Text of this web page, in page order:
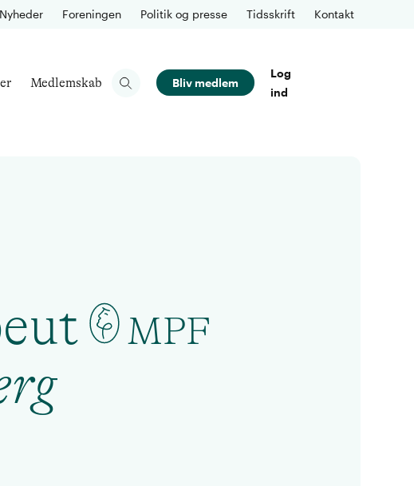
Nyheder Foreningen Politik og presse Tidsskrift Kontakt
Medlemskab Bliv medlem
Log
ind
MPF